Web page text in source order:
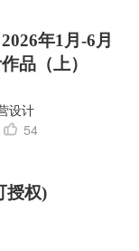
2026年1月-6月
品（上）
设计
54
授权)